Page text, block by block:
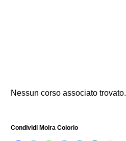
Nessun corso associato trovato.
Condividi Moira Colorio